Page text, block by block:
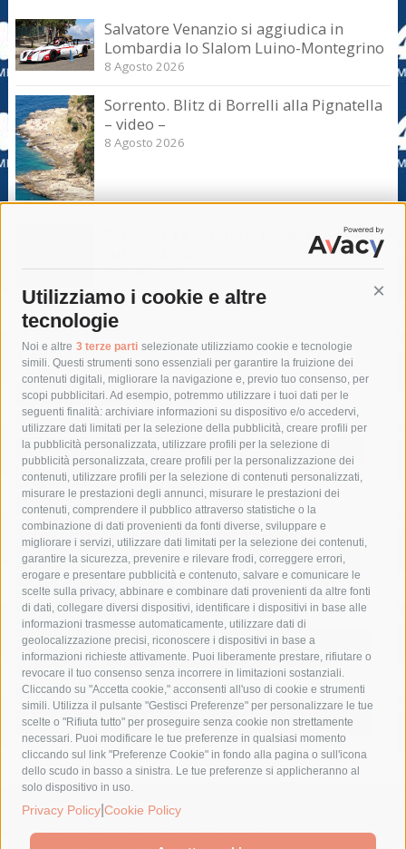
Utilizziamo i cookie e altre
tecnologie
Noi e altre 3 terze parti selezionate utilizziamo cookie e tecnologie
simili. Questi strumenti sono essenziali per garantire la fruizione dei
contenuti digitali, migliorare la navigazione e, previo tuo consenso, per
scopi pubblicitari. Ad esempio, potremmo utilizzare i tuoi dati per le
seguenti finalità: archiviare informazioni su dispositivo e/o accedervi,
utilizzare dati limitati per la selezione della pubblicità, creare profili per
la pubblicità personalizzata, utilizzare profili per la selezione di
pubblicità personalizzata, creare profili per la personalizzazione dei
contenuti, utilizzare profili per la selezione di contenuti personalizzati,
misurare le prestazioni degli annunci, misurare le prestazioni dei
contenuti, comprendere il pubblico attraverso statistiche o la
combinazione di dati provenienti da fonti diverse, sviluppare e
migliorare i servizi, utilizzare dati limitati per la selezione dei contenuti,
garantire la sicurezza, prevenire e rilevare frodi, correggere errori,
erogare e presentare pubblicità e contenuto, salvare e comunicare le
scelte sulla privacy, abbinare e combinare dati provenienti da altre fonti
di dati, collegare diversi dispositivi, identificare i dispositivi in base alle
informazioni trasmesse automaticamente, utilizzare dati di
geolocalizzazione precisi, riconoscere i dispositivi in base a
informazioni richieste attivamente. Puoi liberamente prestare, rifiutare o
revocare il tuo consenso senza incorrere in limitazioni sostanziali.
Cliccando su "Accetta cookie," acconsenti all'uso di cookie e strumenti
simili. Utilizza il pulsante "Gestisci Preferenze" per personalizzare le tue
scelte o "Rifiuta tutto" per proseguire senza cookie non strettamente
necessari. Puoi modificare le tue preferenze in qualsiasi momento
cliccando sul link "Preferenze Cookie" in fondo alla pagina o sull'icona
dello scudo in basso a sinistra. Le tue preferenze si applicheranno al
solo dispositivo in uso.
Privacy Policy Cookie Policy
Salvatore Venanzio si aggiudica in
Lombardia lo Slalom Luino-Montegrino
8 Agosto 2026
Sorrento. Blitz di Borrelli alla Pignatella
– video –
8 Agosto 2026
Sorrento. Le denunce: Bivacchi e rifiuti
8 Agosto 2026
Tag
acqua allerta meteo
anas
area marina protetta di punta campanella
arresto
Asl Napoli 3 sud
capitaneria di porto capri
carabinieri
castellammare di stabia
circumvesuviana
comune di sorrento
concerto
contagi
costiera amalfitana
covid-19 eav
elezioni
fondazione sorrento
gori guardia costiera
incidente
lavori
lorenzo balducelli mare
massa lubrense
massimo coppola
Meta napoli
ordinanza
penisola sorrentina
piano di sorrento
polizia municipale
protezione civile
Regione Campania
sant'agnello
sindaco cuomo
sorrento studenti temporali
treni
turismo
Vico Equense villa fiorentino vincenzo de luca
© 2015 SorrentoPress. All rights reserved.
Il giornale online della Penisola Sorrentina